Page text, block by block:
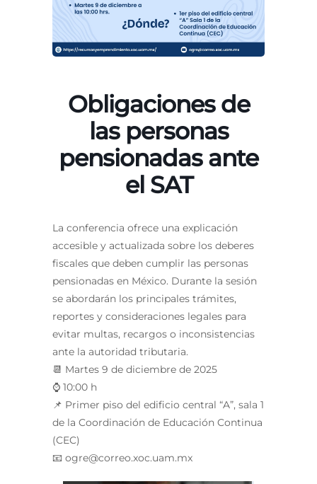
Obligaciones de
las personas
pensionadas ante
el SAT
La conferencia ofrece una explicación
accesible y actualizada sobre los deberes
fiscales que deben cumplir las personas
pensionadas en México. Durante la sesión
se abordarán los principales trámites,
reportes y consideraciones legales para
evitar multas, recargos o inconsistencias
ante la autoridad tributaria.
📆 Martes 9 de diciembre de 2025
⌚ 10:00 h
📌 Primer piso del edificio central “A”, sala 1
de la Coordinación de Educación Continua
(CEC)
📧 ogre@correo.xoc.uam.mx